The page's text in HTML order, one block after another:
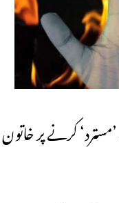
کرنے پر خاتون